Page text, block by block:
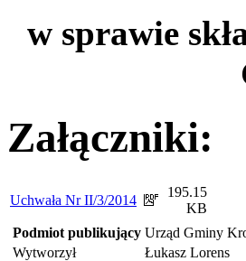
w sprawie
Załączniki:
Uchwała Nr II/3/2014
195.15
KB
Podmiot publikujący Urząd Gminy
Wytworzył
Łukasz Lorens